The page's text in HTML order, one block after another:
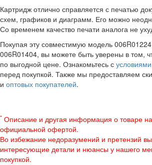
Картридж отлично справляется с печатью
схем, графиков и диаграмм. Его можно
Со временем качество печати аналога не
Покупая эту совместимую модель
006R01404, вы можете быть уверены в том,
по выгодной цене. Ознакомьтесь с
перед покупкой. Также мы предоставляем
и оптовых покупателей.
* Описание и другая информация о товаре
официальной офертой.
Во избежание недоразумений и претензий
интересующие детали и нюансы у нашего
покупкой.